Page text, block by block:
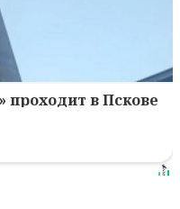
проходит в Пскове